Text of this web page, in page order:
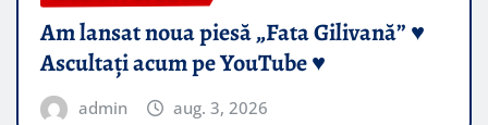
Am lansat noua piesă „Fata Gilivană” ♥️
Ascultați acum pe YouTube ♥️
admin aug. 3, 2026